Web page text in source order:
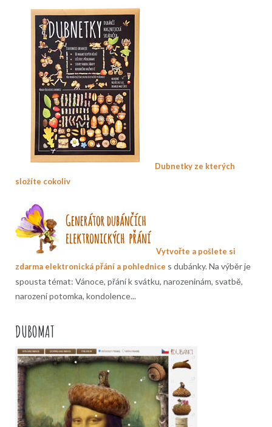
Dubnetky ze kterých
složíte cokoliv
Vytvořte a pošlete si
zdarma elektronická přání a pohlednice s dubánky. Na výběr je
spousta témat: Vánoce, přání k svátku, narozeninám, svatbě,
narození potomka, kondolence...
DUBOMAT